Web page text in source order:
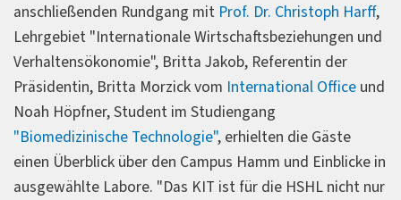
anschließenden Rundgang mit Prof. Dr. Christoph Harff,
Lehrgebiet "Internationale Wirtschaftsbeziehungen und
Verhaltensökonomie", Britta Jakob, Referentin der
Präsidentin, Britta Morzick vom International Office und
Noah Höpfner, Student im Studiengang
"Biomedizinische Technologie", erhielten die Gäste
einen Überblick über den Campus Hamm und Einblicke in
ausgewählte Labore. "Das KIT ist für die HSHL nicht nur